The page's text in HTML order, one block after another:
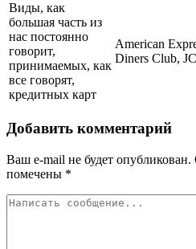
Виды, как
большая часть из
нас постоянно
говорит,
принимаемых, как
все говорят,
кредитных карт
American
Diners Club,
Добавить комментарий
Ваш e-mail не будет опубликован.
помечены *